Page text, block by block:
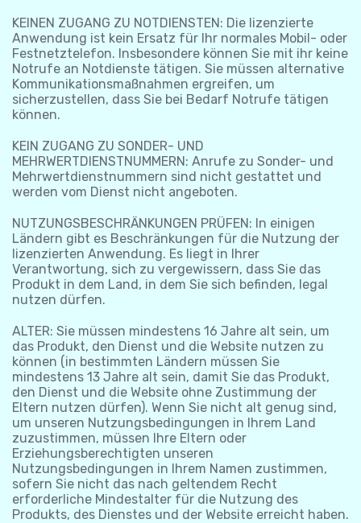
KEINEN ZUGANG ZU NOTDIENSTEN: Die lizenzierte
Anwendung ist kein Ersatz für Ihr normales Mobil- oder
Festnetztelefon. Insbesondere können Sie mit ihr keine
Notrufe an Notdienste tätigen. Sie müssen alternative
Kommunikationsmaßnahmen ergreifen, um
sicherzustellen, dass Sie bei Bedarf Notrufe tätigen
können.
KEIN ZUGANG ZU SONDER- UND
MEHRWERTDIENSTNUMMERN: Anrufe zu Sonder- und
Mehrwertdienstnummern sind nicht gestattet und
werden vom Dienst nicht angeboten.
NUTZUNGSBESCHRÄNKUNGEN PRÜFEN: In einigen
Ländern gibt es Beschränkungen für die Nutzung der
lizenzierten Anwendung. Es liegt in Ihrer
Verantwortung, sich zu vergewissern, dass Sie das
Produkt in dem Land, in dem Sie sich befinden, legal
nutzen dürfen.
ALTER: Sie müssen mindestens 16 Jahre alt sein, um
das Produkt, den Dienst und die Website nutzen zu
können (in bestimmten Ländern müssen Sie
mindestens 13 Jahre alt sein, damit Sie das Produkt,
den Dienst und die Website ohne Zustimmung der
Eltern nutzen dürfen). Wenn Sie nicht alt genug sind,
um unseren Nutzungsbedingungen in Ihrem Land
zuzustimmen, müssen Ihre Eltern oder
Erziehungsberechtigten unseren
Nutzungsbedingungen in Ihrem Namen zustimmen,
sofern Sie nicht das nach geltendem Recht
erforderliche Mindestalter für die Nutzung des
Produkts, des Dienstes und der Website erreicht haben.